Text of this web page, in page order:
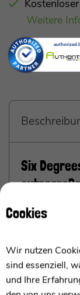
Weitere
Six
ab 6 Jahre
Six
Ich bin der
einem 215
Cookies
Wir nutzen
sind essenziell,
und Ihre